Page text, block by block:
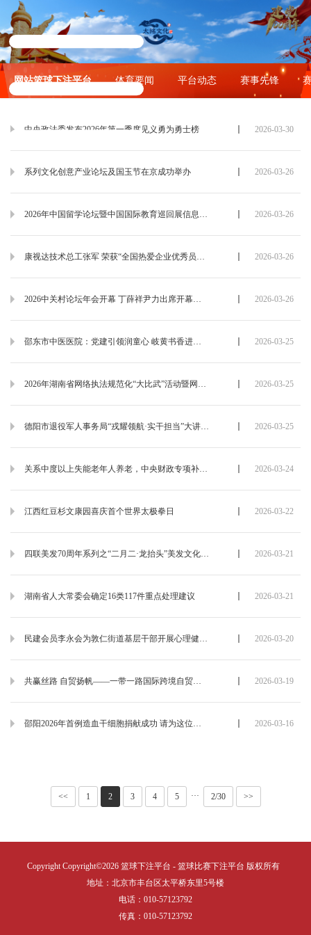
网站篮球下注平台 体育要闻 平台动态 赛事先锋
中央政法委发布2026年第一季度见义勇为勇士榜 2026-03-30
系列文化创意产业论坛及国玉节在京成功举办 2026-03-26
2026年中国留学论坛暨中国国际教育巡回展信息发布 2026-03-26
康视达技术总工张军 荣获“全国热爱企业优秀员工” 称号 2026-03-26
2026中关村论坛年会开幕 丁薛祥尹力出席开幕式并致辞 2026-03-26
邵东市中医医院：党建引领润童心 岐黄书香进校园 2026-03-25
2026年湖南省网络执法规范化“大比武”活动暨网络执法技能竞赛开幕 2026-03-25
德阳市退役军人事务局“戎耀领航·实干担当”大讲堂第二期如期举行 2026-03-25
关系中度以上失能老年人养老，中央财政专项补助资金120.9亿元已下达 2026-03-24
江西红豆杉文康园喜庆首个世界太极拳日 2026-03-22
四联美发70周年系列之“二月二·龙抬头”美发文化节温情启幕 2026-03-21
湖南省人大常委会确定16类117件重点处理建议 2026-03-21
民建会员李永会为敦仁街道基层干部开展心理健康专题讲座 2026-03-20
共赢丝路 自贸扬帆——一带一路国际跨境自贸文化交流说明会在海南成功举办 2026-03-19
邵阳2026年首例造血干细胞捐献成功 请为这位小伙子点赞 2026-03-16
<< 1 2 3 4 5 ··· 2/30 >>
Copyright Copyright©2026 篮球下注平台 - 篮球比赛下注平台 版权所有
地址：北京市丰台区太平桥东里5号楼
电话：010-57123792
传真：010-57123792